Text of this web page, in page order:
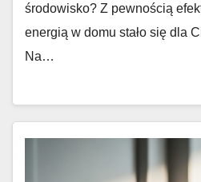
środowisko? Z pewnością
energią w domu stało się dla
Na…